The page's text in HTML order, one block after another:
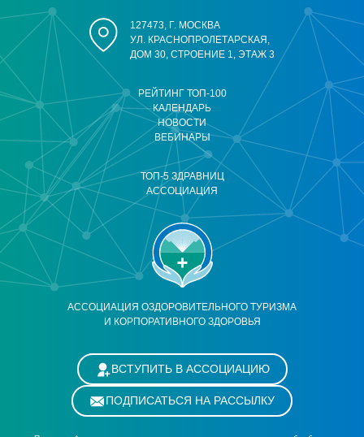
АССОЦИАЦИЯ ОЗДОРОВИТЕЛЬНОГО ТУРИЗМА
И КОРПОРАТИВНОГО ЗДОРОВЬЯ
РЕЙТИНГ ТОП-100
КАЛЕНДАРЬ
НОВОСТИ
ВЕБИНАРЫ
ТОП-5 ЗДРАВНИЦ
АССОЦИАЦИЯ
127473, Г. МОСКВА
УЛ. КРАСНОПРОЛЕТАРСКАЯ,
ДОМ 30, СТРОЕНИЕ 1, ЭТАЖ 3
ВСТУПИТЬ В АССОЦИАЦИЮ
ПОДПИСАТЬСЯ НА РАССЫЛКУ